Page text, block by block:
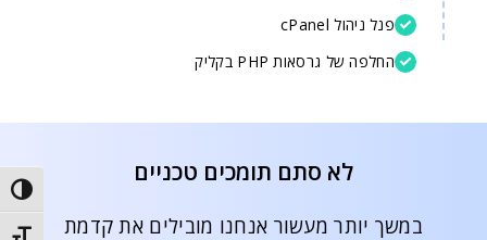
פנל ניהול cPanel
החלפה של גרסאות PHP בקליק
לא סתם תומכים טכניים
במשך יותר מעשור אנחנו מובילים את קדמת